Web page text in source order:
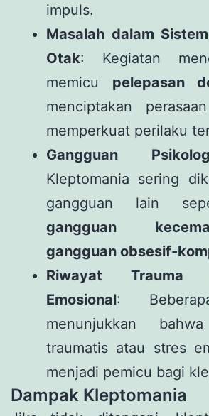
impuls.
Masalah dalam
Otak: Kegiatan
memicu pelepasan
menciptakan
memperkuat perilaku
Gangguan
Kleptomania sering
gangguan lain
gangguan
gangguan obsesif-
Riwayat Trauma
Emosional:
menunjukkan
traumatis atau stres
menjadi pemicu bagi
Dampak Kleptomania